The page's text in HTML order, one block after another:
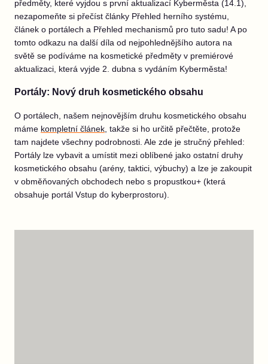
předměty, které vyjdou s první aktualizací Kyberměsta (14.1),
nezapomeňte si přečíst články Přehled herního systému,
článek o portálech a Přehled mechanismů pro tuto sadu! A po
tomto odkazu na další díla od nejpohlednějšího autora na
světě se podíváme na kosmetické předměty v premiérové
aktualizaci, která vyjde 2. dubna s vydáním Kyberměsta!
Portály: Nový druh kosmetického obsahu
O portálech, našem nejnovějším druhu kosmetického obsahu
máme kompletní článek , takže si ho určitě přečtěte, protože
tam najdete všechny podrobnosti. Ale zde je stručný přehled:
Portály lze vybavit a umístit mezi oblíbené jako ostatní druhy
kosmetického obsahu (arény, taktici, výbuchy) a lze je zakoupit
v obměňovaných obchodech nebo s propustkou+ (která
obsahuje portál Vstup do kyberprostoru).